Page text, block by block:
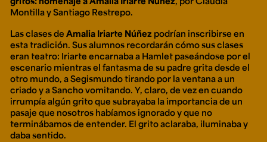
Configuración de cookies
Universidad de los Andes | Vigilada Mineducación.
Reconocimiento como universidad: Decreto 1297 del 30
de mayo de 1964. Reconocimiento de personería jurídica:
Resolución 28 del 23 de febrero de 1949, Minjusticia.
Acreditación institucional de alta calidad, 10 años:
Resolución 000194 del 16 de enero del 2025.
Ext. 2626
Posgrados
Ext. 4925
Continua
Ext. 4795
Montilla y Santiago Restrepo.
Las clases de Amalia Iriarte Núñezpodrían inscribirse en
esta tradición. Sus alumnos recordarán cómo sus clases
eran teatro: Iriarte encarnaba a Hamlet paseándose por el
escenario mientras el fantasma de su padre grita desde el
otro mundo, a Segismundo tirando por la ventana a un
criado y a Sancho vomitando. Y, claro, de vez en cuando
irrumpía algún grito que subrayaba la importancia de un
pasaje que nosotros habíamos ignorado y que no
terminábamos de entender. El grito aclaraba, iluminaba y
daba sentido.